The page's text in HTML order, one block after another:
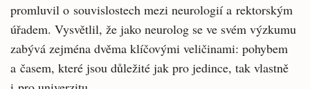
promluvil o souvislostech mezi neurologií a rektorským
úřadem. Vysvětlil, že jako neurolog se ve svém výzkumu
zabývá zejména dvěma klíčovými veličinami: pohybem
a časem, které jsou důležité jak pro jedince, tak vlastně